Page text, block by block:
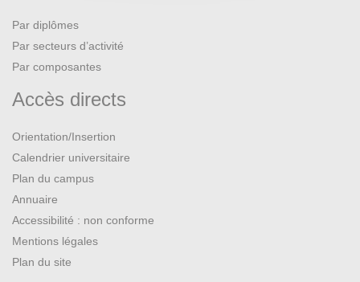
Par diplômes
Par secteurs d’activité
Par composantes
Accès directs
Orientation/Insertion
Calendrier universitaire
Plan du campus
Annuaire
Accessibilité : non conforme
Mentions légales
Plan du site